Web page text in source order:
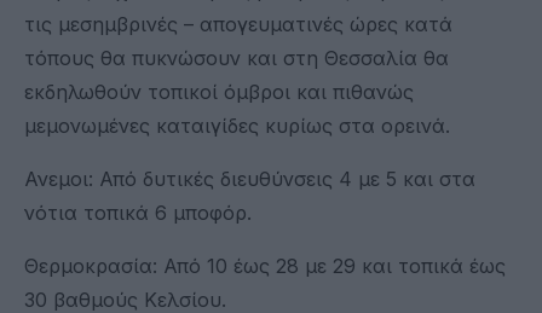
τις μεσημβρινές – απογευματινές ώρες κατά
τόπους θα πυκνώσουν και στη Θεσσαλία θα
εκδηλωθούν τοπικοί όμβροι και πιθανώς
μεμονωμένες καταιγίδες κυρίως στα ορεινά.
Ανεμοι: Από δυτικές διευθύνσεις 4 με 5 και στα
νότια τοπικά 6 μποφόρ.
Θερμοκρασία: Από 10 έως 28 με 29 και τοπικά έως
30 βαθμούς Κελσίου.